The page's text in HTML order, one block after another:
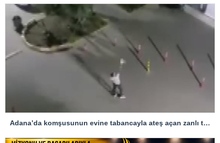
Adana’da komşusunun evine tabancayla ateş açan zanlı tutuklandı